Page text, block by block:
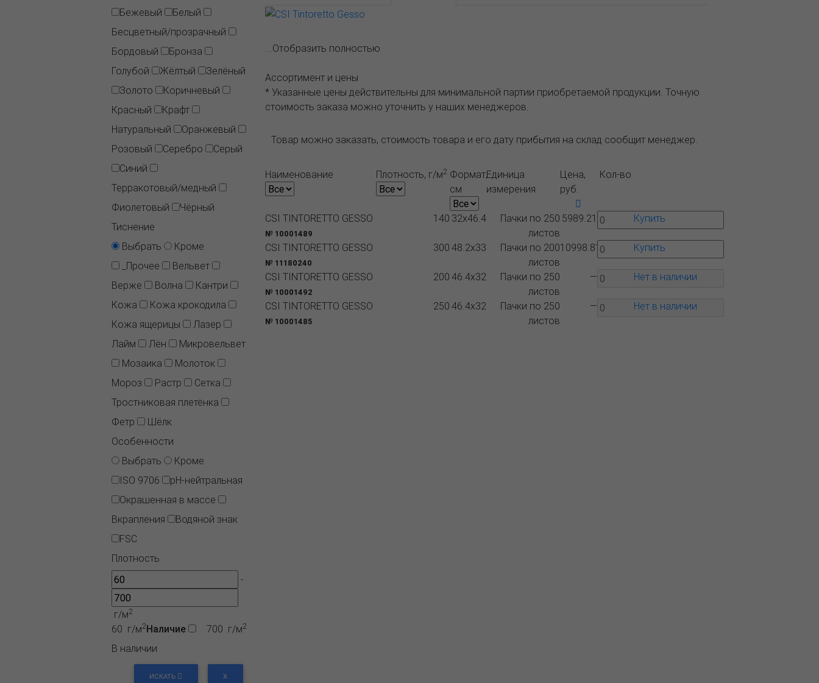
Бежевый
Белый
Бесцветный/прозрачный
Бордовый
Бронза
Голубой
Жёлтый
Зелёный
Золото
Коричневый
Красный
Крафт
Натуральный
Оранжевый
Розовый
Серебро
Серый
Синий
Терракотовый/медный
Фиолетовый
Чёрный
Тиснение
Выбрать
Кроме
_Прочее
Вельвет
Верже
Волна
Кантри
Кожа
Кожа крокодила
Кожа ящерицы
Лазер
Лайм
Лён
Микровельвет
Мозаика
Молоток
Мороз
Растр
Сетка
Тростниковая плетёнка
Фетр
Шёлк
Особенности
Выбрать
Кроме
ISO 9706
pH-нейтральная
Окрашенная в массе
Вкрапления
Водяной знак
FSC
Плотность
-
г/м2
700 г/м2
60 г/м2Наличие
В наличии
ИСКАТЬ X
...Отобразить полностью
Ассортимент и цены
* Указанные цены действительны для минимальной партии приобретаемой продукции. Точную
стоимость заказа можно уточнить у наших менеджеров.
Товар можно заказать, стоимость товара и его дату прибытия на склад сообщит менеджер.
Наименование Плотность, г/м2 Формат,
см
Единица
измерения
Цена,
руб.
Кол-во
CSI TINTORETTO GESSO
№ 10001489
140 32x46.4
Пачки по 250
листов
5989.21 Купить
CSI TINTORETTO GESSO
№ 11180240
300 48.2x33
Пачки по 200
листов
10998.81 Купить
CSI TINTORETTO GESSO
№ 10001492
200 46.4x32
Пачки по 250
листов
— Нет в наличии
CSI TINTORETTO GESSO
№ 10001485
250 46.4x32
Пачки по 250
листов
— Нет в наличии